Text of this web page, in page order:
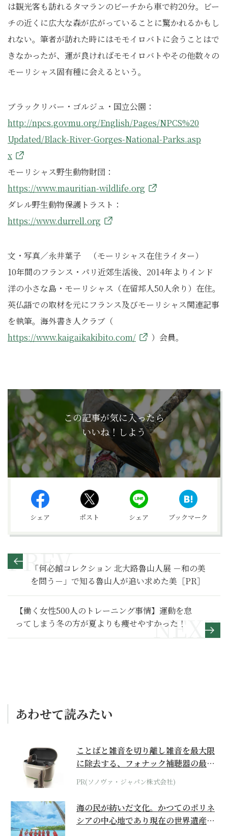
は観光客も訪れるタマランのビーチから車で約20分。ビー
チの近くに広大な森が広がっていることに驚かれるかもし
れない。筆者が訪れた時にはモモイロバトに会うことはで
きなかったが、運が良ければモモイロバトやその他数々の
モーリシャス固有種に会えるという。
ブラックリバー・ゴルジュ・国立公園：
http://npcs.govmu.org/English/Pages/NPCS%20
Updated/Black-River-Gorges-National-Parks.asp
x
モーリシャス野生動物財団：
https://www.mauritian-wildlife.org
ダレル野生動物保護トラスト：
https://www.durrell.org
文・写真／永井葉子 （モーリシャス在住ライター）
10年間のフランス・パリ近郊生活後、2014年よりインド
洋の小さな島・モーリシャス（在留邦人50人余り）在住。
英仏語での取材を元にフランス及びモーリシャス関連記事
を執筆。海外書き人クラブ（
https://www.kaigaikakibito.com/
）会員。
この記事が気に入ったら
いいね！しよう
シェア ポスト シェア ブックマーク
「何必館コレクション 北大路魯山人展 －和の美
を問う－」で知る魯山人が追い求めた美［PR］
【働く女性500人のトレーニング事情】運動を怠
ってしまう冬の方が夏よりも痩せやすかった！
あわせて読みたい
ことばと雑音を切り離し雑音を最大限
に除去する、フォナック補聴器の最上
位モデル
PR(ソノヴァ・ジャパン株式会社)
海の民が紡いだ文化。かつてのポリネ
シアの中心地であり現在の世界遺産か